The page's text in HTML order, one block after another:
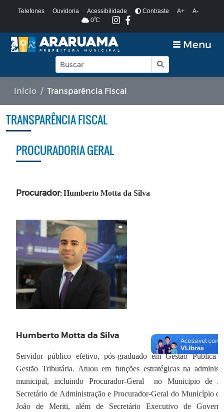
Telefones Ouvidoria Acessibilidade Contraste A+
A-
0ºC
Menu
Início Transparência Fiscal
TRANSPARÊNCIA FISCAL